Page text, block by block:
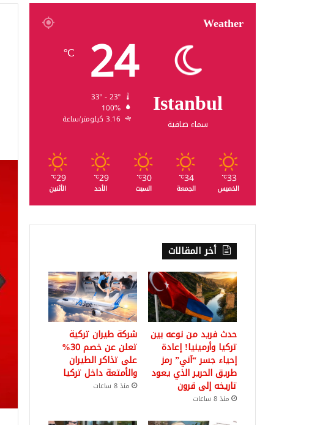
Weather
Istanbul
سماء صافية
24
℃
100%
3.16 كيلومتر/ساعة
33
℃
الخميس
34
℃
الجمعة
30
℃
السبت
29
℃
الأحد
29
℃
الأثنين
أخر المقالات
حدث فريد من نوعه بين
تركيا وأرمينيا! إعادة
إحياء جسر “آني” رمز
طريق الحرير الذي يعود
تاريخه إلى قرون
منذ 8 ساعات
شركة طيران تركية
تعلن عن خصم 30%
على تذاكر الطيران
والأمتعة داخل تركيا
منذ 8 ساعات